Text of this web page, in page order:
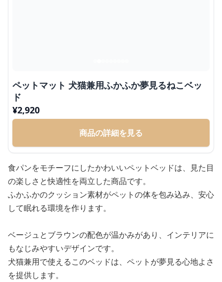
ペットマット 犬猫兼用ふかふか夢見るねこベッ
ド
¥2,920
商品の詳細を見る
食パンをモチーフにしたかわいいペットベッドは、見た目
の楽しさと快適性を両立した商品です。
ふかふかのクッション素材がペットの体を包み込み、安心
して眠れる環境を作ります。
ベージュとブラウンの配色が温かみがあり、インテリアに
もなじみやすいデザインです。
犬猫兼用で使えるこのベッドは、ペットが夢見る心地よさ
を提供します。